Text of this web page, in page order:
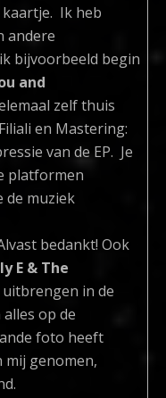
kaartje. Ik heb
andere
bijvoorbeeld begin
and
zelf thuis
en Mastering:
van de EP. Je
platformen
de muziek
bedankt! Ook
E & The
in de
op de
foto heeft
mij genomen,